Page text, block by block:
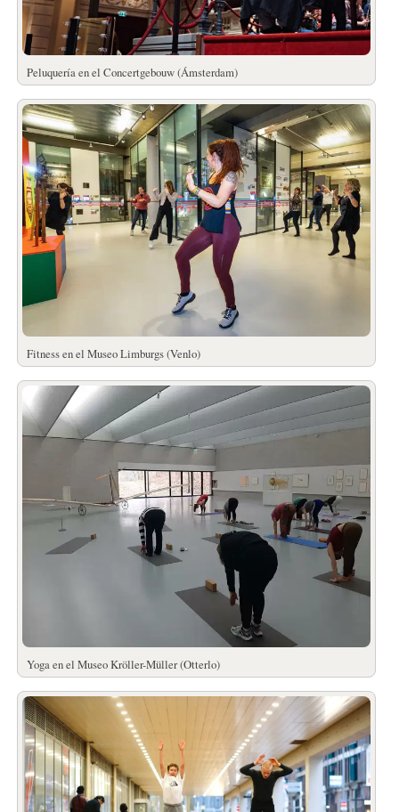
Peluquería en el Concertgebouw (Ámsterdam)
Fitness en el Museo Limburgs (Venlo)
Yoga en el Museo Kröller-Müller (Otterlo)